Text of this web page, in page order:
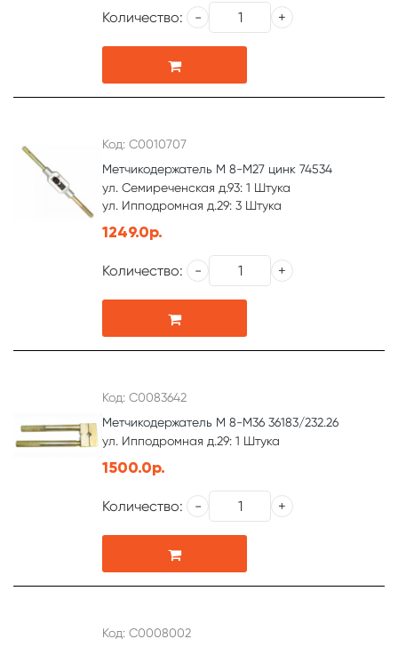
Количество:
Код: С0010707
Метчикодержатель М 8-М27 цинк 74534
ул. Семиреченская д.93: 1 Штука
ул. Ипподромная д.29: 3 Штука
1249.0р.
Количество:
Код: С0083642
Метчикодержатель М 8-М36 36183/232.26
ул. Ипподромная д.29: 1 Штука
1500.0р.
Количество:
Код: С0008002